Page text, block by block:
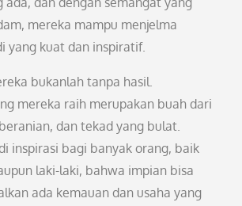
mereka mampu menjelma
yang kuat dan inspiratif.
bukanlah tanpa hasil.
mereka raih merupakan buah dari
dan tekad yang bulat.
inspirasi bagi banyak orang, baik
laki-laki, bahwa impian bisa
ada kemauan dan usaha yang